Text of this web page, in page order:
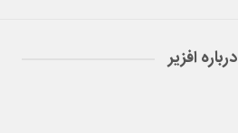
درباره افزیر